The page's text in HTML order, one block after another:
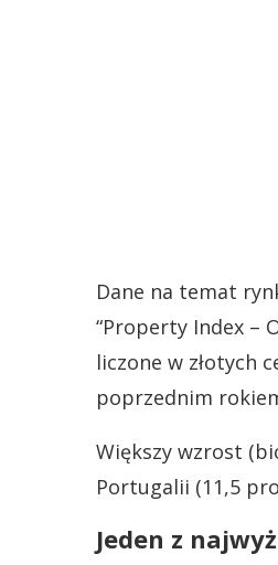
Dane na temat
“Property Index –
liczone w złotych
poprzednim
Większy wzrost
Portugalii (11,5
Jeden z